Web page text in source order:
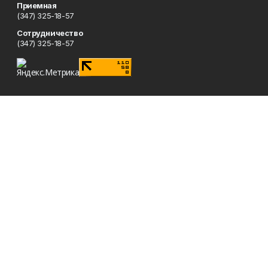
Приемная
(347) 325-18-57
Сотрудничество
(347) 325-18-57